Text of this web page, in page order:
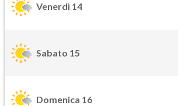
Venerdì 14
Sabato 15
Domenica 16